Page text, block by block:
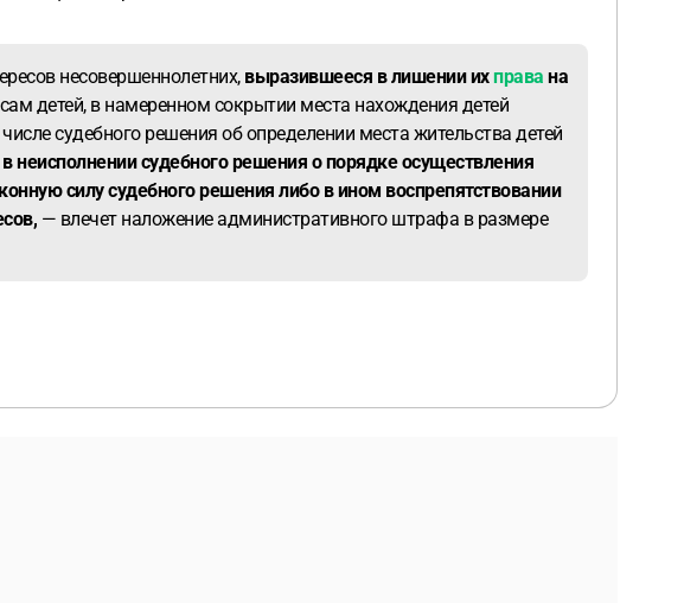
несовершеннолетних, выразившееся в лишении ихправа на
детей, в намеренном сокрытии места нахождения детей
судебного решения об определении места жительства детей
в неисполнении судебного решения о порядке осуществления
силу судебного решения либо в ином воспрепятствовании
— влечет наложение административного штрафа в размере